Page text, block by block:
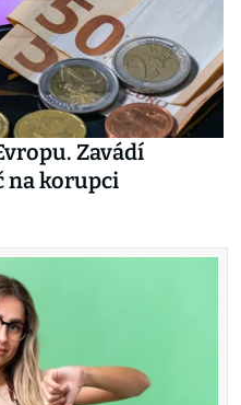
Zavádí
na korupci